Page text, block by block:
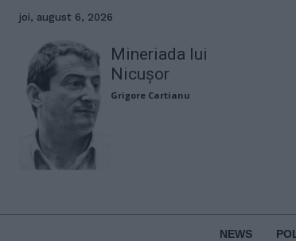
joi, august 6, 2026
Mineriada lui
Nicușor
Grigore Cartianu
NEWS